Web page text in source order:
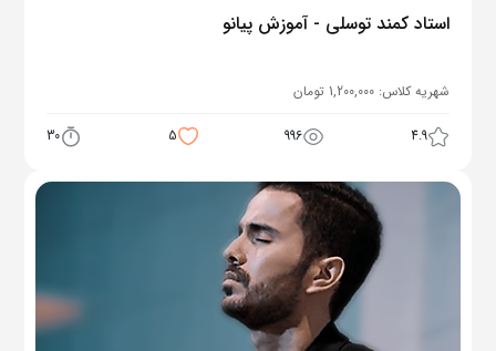
استاد کمند توسلی - آموزش پیانو
شهریه کلاس: 1,200,000 تومان
4.9
996
5
30